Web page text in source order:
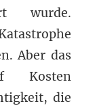
wurde.
Aber das
Kosten
die